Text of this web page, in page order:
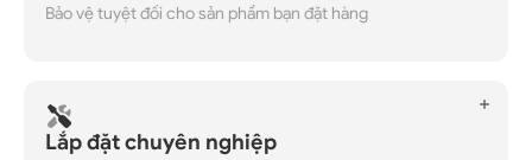
Bảo vệ tuyệt đối cho sản phẩm bạn đặt hàng
Lắp đặt chuyên nghiệp